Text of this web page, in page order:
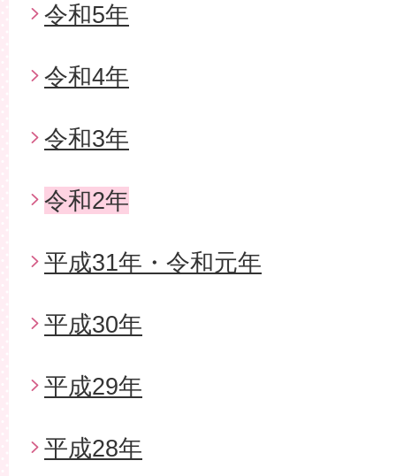
令和5年
令和4年
令和3年
令和2年
平成31年・令和元年
平成30年
平成29年
平成28年